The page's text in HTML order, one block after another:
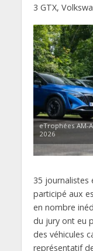
3 GTX,
eTrophées AM-
2026
35 journalistes
participé aux
en nombre
du jury ont eu
des véhicules
représentatif